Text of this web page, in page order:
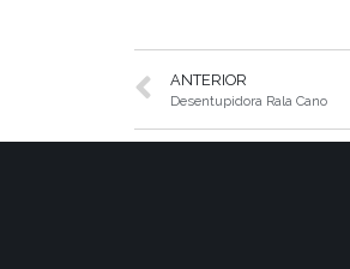
ANTERIOR
Desentupidora Rala Cano